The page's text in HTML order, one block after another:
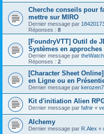
Cherche conseils pour
mettre sur MIRO
Dernier message par
Réponses : 8
[FoundryVTT] Outil de
Systèmes en approches
Dernier message par theWatch
Réponses : 2
[Character Sheet
en Ligne ou en
Dernier message par
Kit d'initiation Alien
Dernier message par fafnir «
Alchemy
Dernier message par R.Alex «